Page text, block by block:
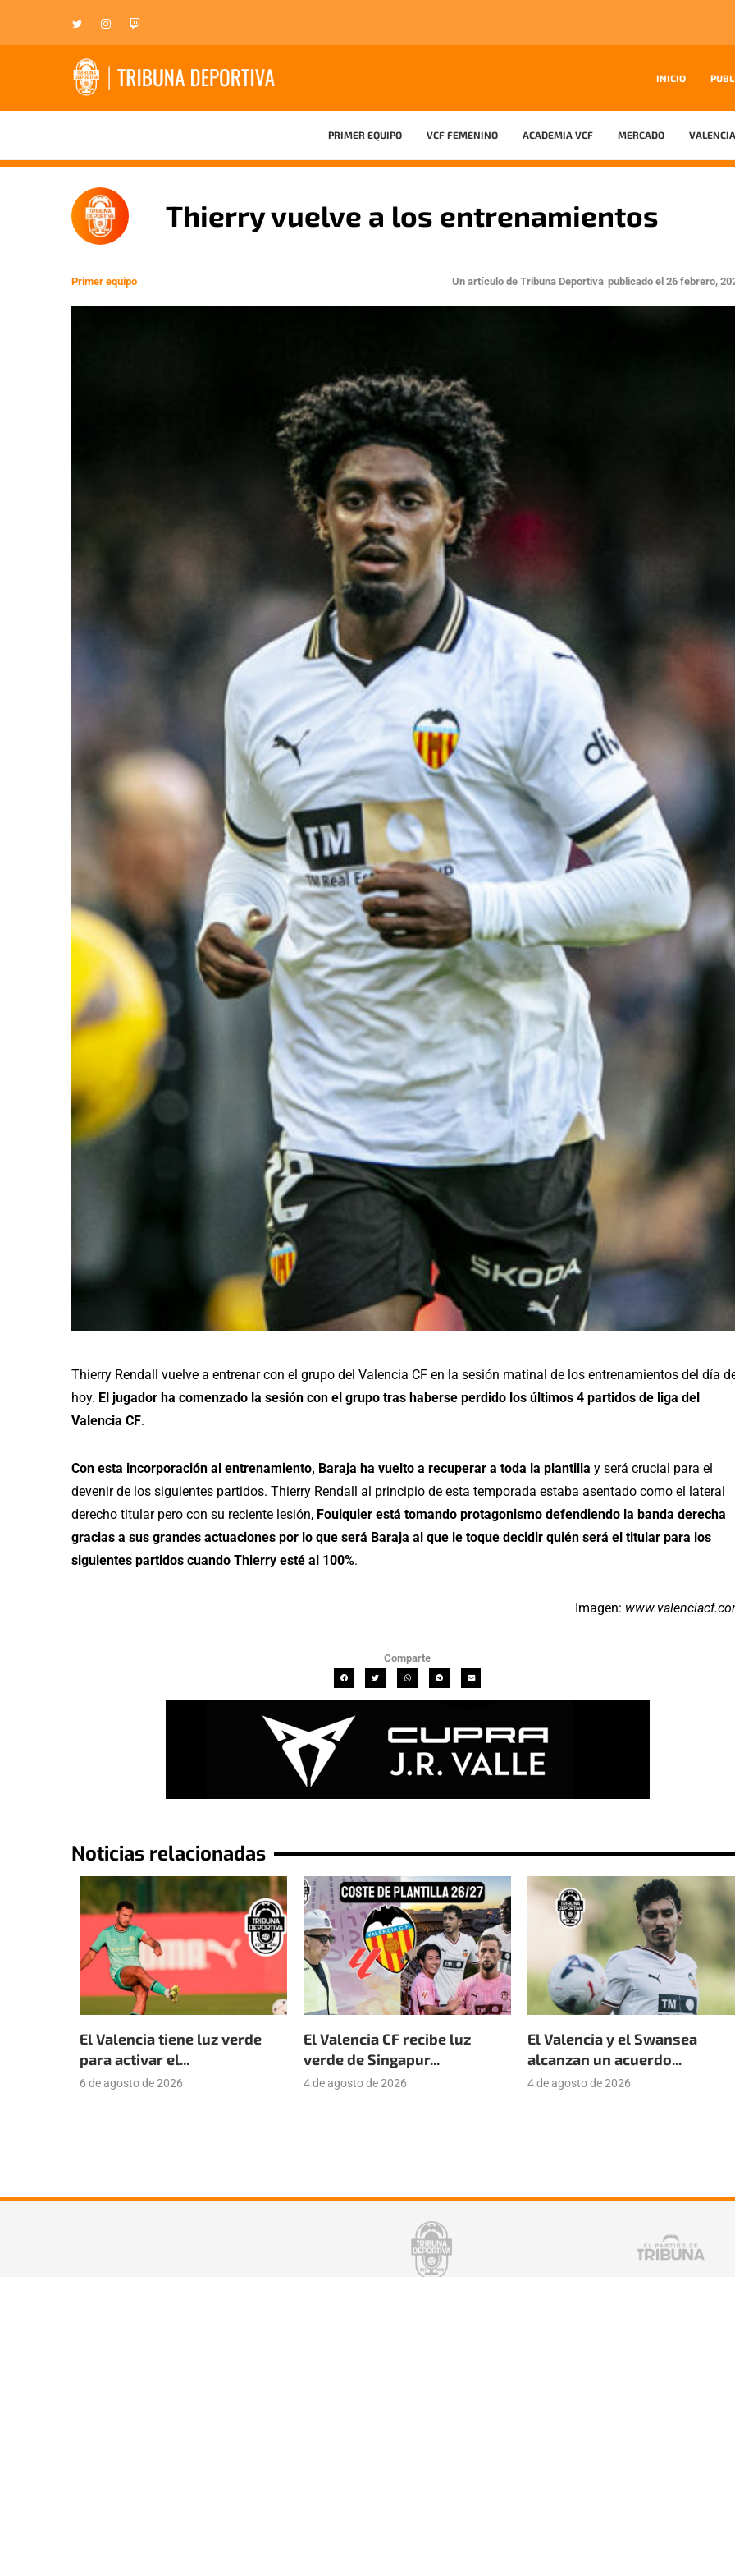
INICIO
PRIMER EQUIPO VCF FEMENINO ACADEMIA VCF MERCADO
Thierry vuelve a los entrenamientos
Primer equipo Un artículo de Tribuna Deportiva publicado el 26 febrero,
Thierry Rendall vuelve a entrenar con el grupo del Valencia CF en la sesión matinal de los entrenamientos del día
hoy. El jugador ha comenzado la sesión con el grupo tras haberse perdido los últimos 4 partidos de liga del
Valencia CF.
Con esta incorporación al entrenamiento, Baraja ha vuelto a recuperar a toda la plantilla y será crucial para el
devenir de los siguientes partidos. Thierry Rendall al principio de esta temporada estaba asentado como el lateral
derecho titular pero con su reciente lesión, Foulquier está tomando protagonismo defendiendo la banda derecha
gracias a sus grandes actuaciones por lo que será Baraja al que le toque decidir quién será el titular para los
siguientes partidos cuando Thierry esté al 100%.
Imagen:
Comparte
Noticias relacionadas
El Valencia tiene luz verde
para activar el...
6 de agosto de 2026
El Valencia CF recibe luz
verde de Singapur...
4 de agosto de 2026
El Valencia y el Swansea
alcanzan un acuerdo...
4 de agosto de 2026
Ir a su web